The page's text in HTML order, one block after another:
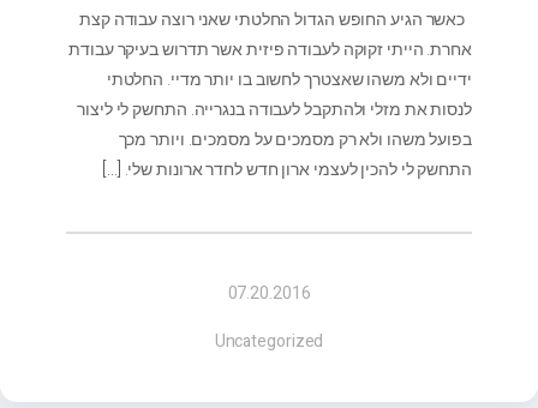
כאשר הגיע החופש הגדול החלטתי שאני רוצה עבודה קצת
אחרת. הייתי זקוקה לעבודה פיזית אשר תדרוש בעיקר עבודת
ידיים ולא משהו שאצטרך לחשוב בו יותר מדיי. החלטתי
לנסות את מזלי ולהתקבל לעבודה בנגרייה. התחשק לי ליצור
בפועל משהו ולא רק מסמכים על מסמכים. ויותר מכך
התחשק לי להכין לעצמי ארון חדש לחדר ארונות שלי. […]
07.20.2016
Uncategorized